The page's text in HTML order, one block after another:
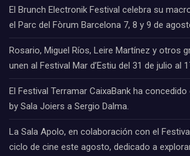
El Brunch Electronik Festival celebra su
el Parc del Fòrum Barcelona 7, 8 y 9 de
Rosario, Miguel Ríos, Leire Martínez y otros
unen al Festival Mar d’Estiu del 31 de julio al
El Festival Terramar CaixaBank ha
by Sala Joiers a Sergio Dalma.
La Sala Apolo, en colaboración con el
ciclo de cine este agosto, dedicado a